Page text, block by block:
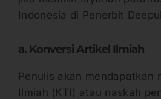
Indonesia di Penerbit
a. Konversi Artikel Ilmiah
Penulis akan mendapatkan
Ilmiah (KTI) atau naskah